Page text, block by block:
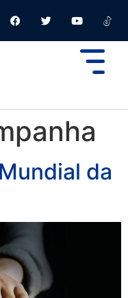
da